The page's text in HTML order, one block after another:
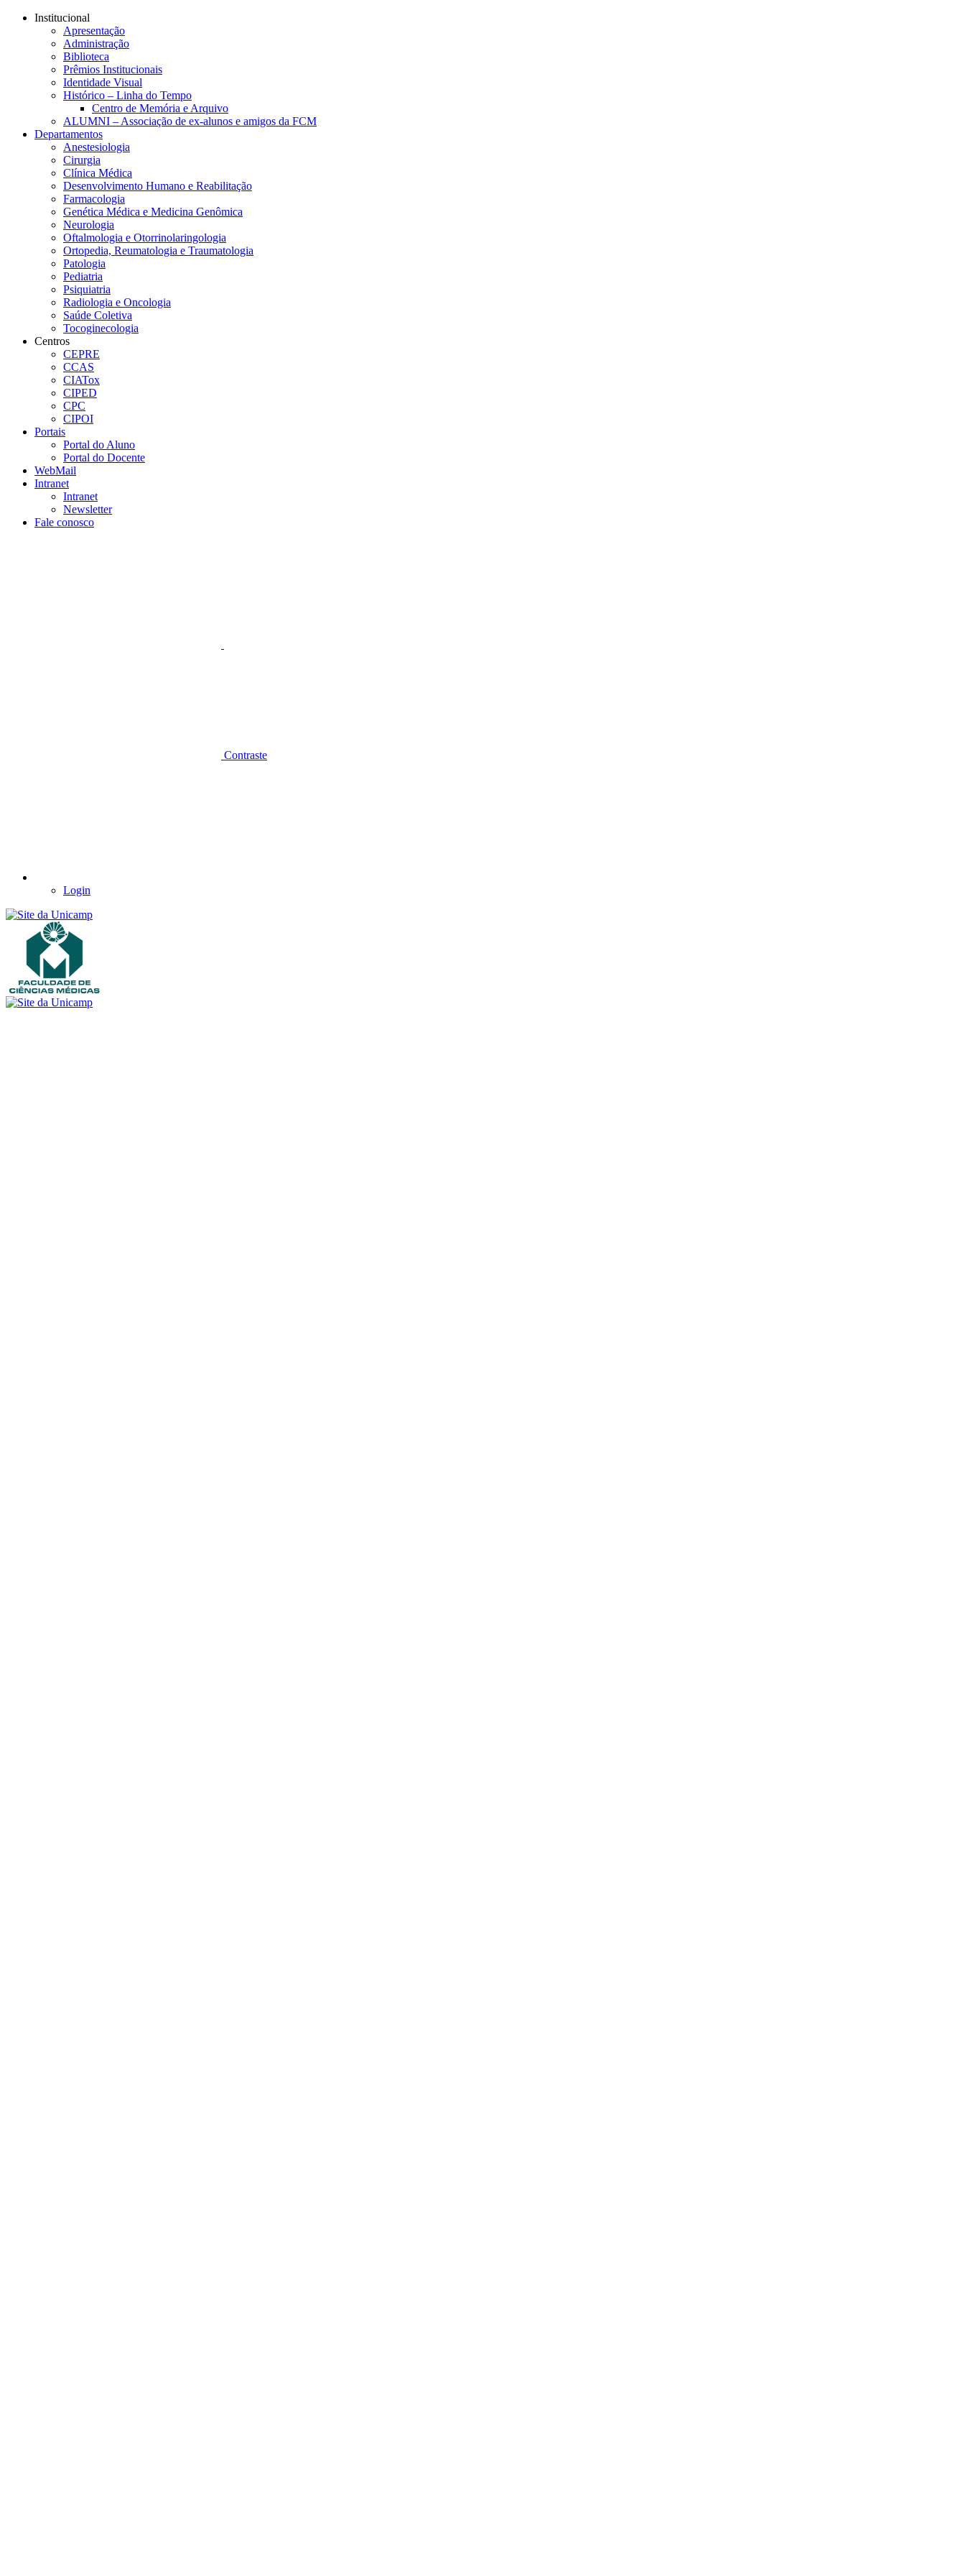
Conteúdo principal
Institucional
Apresentação
Administração
Biblioteca
Prêmios Institucionais
Identidade Visual
Histórico – Linha do Tempo
Centro de Memória e Arquivo
ALUMNI – Associação de ex-alunos e amigos da FCM
Departamentos
Anestesiologia
Cirurgia
Clínica Médica
Desenvolvimento Humano e Reabilitação
Farmacologia
Genética Médica e Medicina Genômica
Neurologia
Oftalmologia e Otorrinolaringologia
Ortopedia, Reumatologia e Traumatologia
Patologia
Pediatria
Psiquiatria
Radiologia e Oncologia
Saúde Coletiva
Tocoginecologia
Centros
CEPRE
CCAS
CIATox
CIPED
CPC
CIPOI
Portais
Portal do Aluno
Portal do Docente
WebMail
Intranet
Intranet
Newsletter
Fale conosco
Contraste
Login